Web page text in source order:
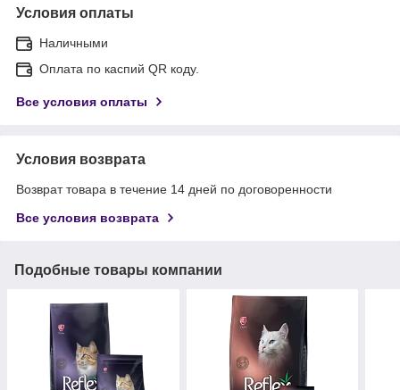
Условия оплаты
Наличными
Оплата по каспий QR коду.
Все условия оплаты
Условия возврата
Возврат товара в течение 14 дней по договоренности
Все условия возврата
Подобные товары компании